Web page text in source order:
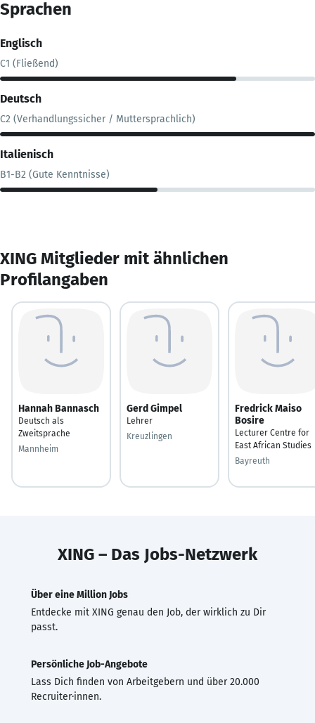
Sprachen
Englisch
C1 (Fließend)
Deutsch
C2 (Verhandlungssicher / Muttersprachlich)
Italienisch
B1-B2 (Gute Kenntnisse)
XING Mitglieder mit ähnlichen
Profilangaben
Hannah Bannasch
Deutsch als
Zweitsprache
Mannheim
Gerd Gimpel
Lehrer
Kreuzlingen
Fredrick Maiso
Bosire
Lecturer Centre for
East African Studies
Bayreuth
XING – Das Jobs-Netzwerk
Über eine Million Jobs
Entdecke mit XING genau den Job, der wirklich zu Dir
passt.
Persönliche Job-Angebote
Lass Dich finden von Arbeitgebern und über 20.000
Recruiter·innen.